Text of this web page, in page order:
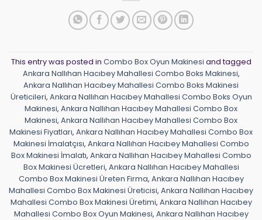
This entry was posted in Combo Box Oyun Makinesi and tagged
Ankara Nallıhan Hacıbey Mahallesi Combo Boks Makinesi,
Ankara Nallıhan Hacıbey Mahallesi Combo Boks Makinesi
Üreticileri, Ankara Nallıhan Hacıbey Mahallesi Combo Boks Oyun
Makinesi, Ankara Nallıhan Hacıbey Mahallesi Combo Box
Makinesi, Ankara Nallıhan Hacıbey Mahallesi Combo Box
Makinesi Fiyatları, Ankara Nallıhan Hacıbey Mahallesi Combo Box
Makinesi İmalatçısı, Ankara Nallıhan Hacıbey Mahallesi Combo
Box Makinesi İmalatı, Ankara Nallıhan Hacıbey Mahallesi Combo
Box Makinesi Ücretleri, Ankara Nallıhan Hacıbey Mahallesi
Combo Box Makinesi Üreten Firma, Ankara Nallıhan Hacıbey
Mahallesi Combo Box Makinesi Üreticisi, Ankara Nallıhan Hacıbey
Mahallesi Combo Box Makinesi Üretimi, Ankara Nallıhan Hacıbey
Mahallesi Combo Box Oyun Makinesi, Ankara Nallıhan Hacıbey